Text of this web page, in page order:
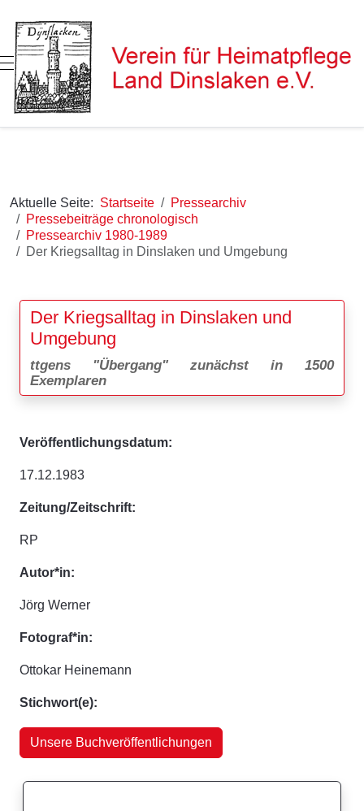
Mobile Menu Toggle
Aktuelle Seite: Startseite
Pressearchiv
Pressebeiträge chronologisch
Pressearchiv 1980-1989
Der Kriegsalltag in Dinslaken und Umgebung
Der Kriegsalltag in Dinslaken und
Umgebung
ttgens "Übergang" zunächst in 1500
Exemplaren
Veröffentlichungsdatum:
17.12.1983
Zeitung/Zeitschrift:
RP
Autor*in:
Jörg Werner
Fotograf*in:
Ottokar Heinemann
Stichwort(e):
Unsere Buchveröffentlichungen